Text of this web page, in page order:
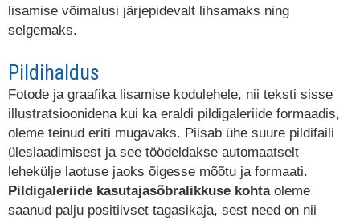
Ilus kodulehekülg
lisamise võimalusi järjepidevalt lihsamaks ning
selgemaks.
Pildihaldus
Fotode ja graafika lisamise kodulehele, nii teksti sisse
illustratsioonidena kui ka eraldi pildigaleriide formaadis,
oleme teinud eriti mugavaks. Piisab ühe suure pildifaili
üleslaadimisest ja see töödeldakse automaatselt
lehekülje laotuse jaoks õigesse mõõtu ja formaati.
Pildigaleriide kasutajasõbralikkuse kohtaoleme
saanud palju positiivset tagasikaja, sest need on nii